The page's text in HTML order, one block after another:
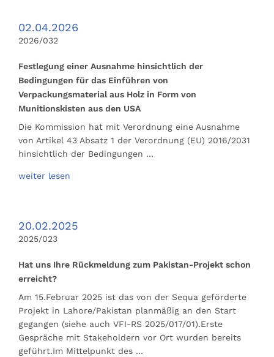
02.04.2026
2026/032
Festlegung einer Ausnahme hinsichtlich der
Bedingungen für das Einführen von
Verpackungsmaterial aus Holz in Form von
Munitionskisten aus den USA
Die Kommission hat mit Verordnung eine Ausnahme
von Artikel 43 Absatz 1 der Verordnung (EU) 2016/2031
hinsichtlich der Bedingungen …
weiter lesen
20.02.2025
2025/023
Hat uns Ihre Rückmeldung zum Pakistan-Projekt schon
erreicht?
Am 15.Februar 2025 ist das von der Sequa geförderte
Projekt in Lahore/Pakistan planmäßig an den Start
gegangen (siehe auch VFI-RS 2025/017/01).Erste
Gespräche mit Stakeholdern vor Ort wurden bereits
geführt.Im Mittelpunkt des …